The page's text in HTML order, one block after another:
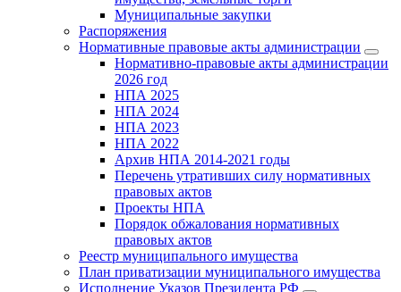
Муниципальные закупки
Распоряжения
Нормативные правовые акты администрации
Нормативно-правовые акты администрации
2026 год
НПА 2025
НПА 2024
НПА 2023
НПА 2022
Архив НПА 2014-2021 годы
Перечень утративших силу нормативных
правовых актов
Проекты НПА
Порядок обжалования нормативных
правовых актов
Реестр муниципального имущества
План приватизации муниципального имущества
Исполнение Указов Президента РФ